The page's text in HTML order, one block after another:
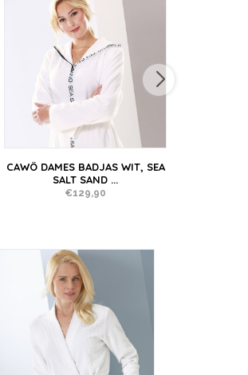
CAWÖ DAMES BADJAS WIT, SEA
SALT SAND ...
€129,90